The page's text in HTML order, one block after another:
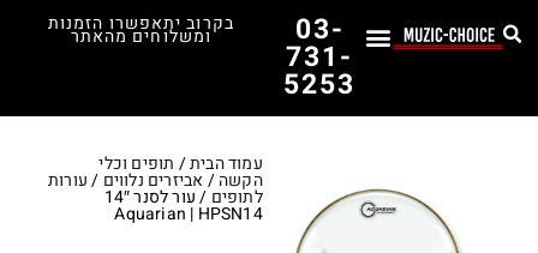
03-
731-
5253
בקרוב יתאפשרו הזמנות
ומשלוחים מהאתר
עמוד הבית/ תופים וכלי
הקשה/ אביזרים נלווים /עורות
לתופים / עור לסנר 14″
Aquarian | HPSN14